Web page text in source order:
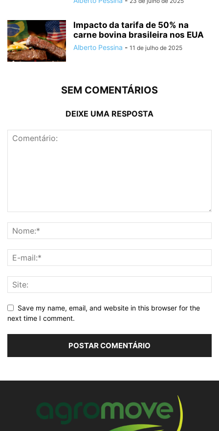
Impacto da tarifa de 50% na
carne bovina brasileira nos EUA
Alberto Pessina - 11 de julho de 2025
SEM COMENTÁRIOS
DEIXE UMA RESPOSTA
Save my name, email, and website in this browser for the
next time I comment.